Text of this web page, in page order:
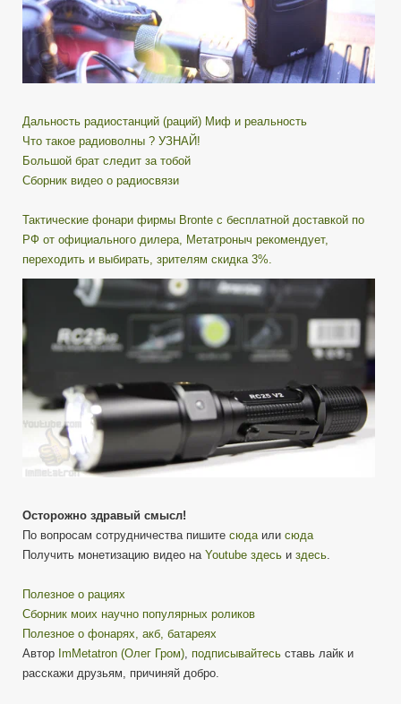
Дальность радиостанций (раций) Миф и реальность
Что такое радиоволны ? УЗНАЙ!
Большой брат следит за тобой
Сборник видео о радиосвязи
Тактические фонари фирмы Bronte с бесплатной доставкой по
РФ от официального дилера, Метатроныч рекомендует,
переходить и выбирать, зрителям скидка 3%.
Осторожно здравый смысл!
По вопросам сотрудничества пишите сюда или сюда
Получить монетизацию видео на Youtube здесь и здесь
Полезное о рациях
Сборник моих научно популярных роликов
Полезное о фонарях, акб, батареях
Автор ImMetatron (Олег Гром) подписывайтесь ставь лайк и
расскажи друзьям, причиняй добро.